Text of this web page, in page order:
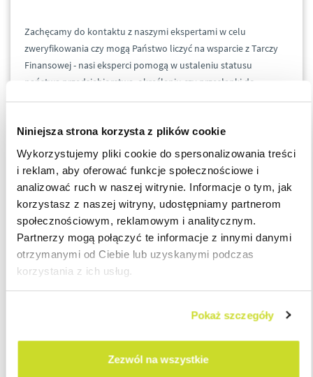
Niniejsza strona korzysta z plików cookie
Wykorzystujemy pliki cookie do spersonalizowania treści
i reklam, aby oferować funkcje społecznościowe i
analizować ruch w naszej witrynie. Informacje o tym, jak
korzystasz z naszej witryny, udostępniamy partnerom
społecznościowym, reklamowym i analitycznym.
Partnerzy mogą połączyć te informacje z innymi danymi
otrzymanymi od Ciebie lub uzyskanymi podczas
korzystania z ich usług.
Pokaż szczegóły
Zezwól na wszystkie
Zachęcamy do kontaktu z naszymi ekspertami w celu
zweryfikowania czy mogą Państwo liczyć na wsparcie z Tarczy
Finansowej - nasi eksperci pomogą w ustaleniu statusu
państwa przedsiębiorstwa, określeniu czy przesłanki do
skorzystania z pomocy zostały spełnione oraz oszacowaniu
Nasze wsparcie obejmuje również swoim zakresem pomoc w
prawidłowym rozliczeniu z otrzymanych dofinansowań
zarówno w ramach Tarczy Finansowej jak i Antykryzysowej.
Łukasz Bączyk
Head of Tax, Board Member
E:lbaczyk@asbgroup.eu
Anna Szafraniec
Jarosław Szajkowski